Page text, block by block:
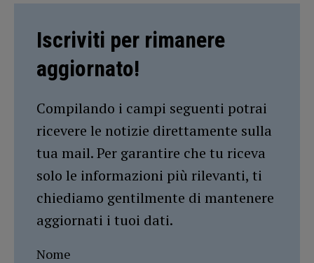
Iscriviti per rimanere
aggiornato!
Compilando i campi seguenti potrai
ricevere le notizie direttamente sulla
tua mail. Per garantire che tu riceva
solo le informazioni più rilevanti, ti
chiediamo gentilmente di mantenere
aggiornati i tuoi dati.
Nome